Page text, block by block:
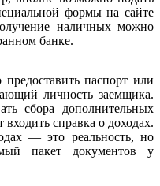
формы на сайте
наличных можно
банке.
паспорт или
личность заемщика.
сбора дополнительных
справка о доходах.
— это реальность, но
пакет документов у